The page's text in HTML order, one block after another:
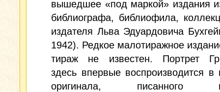
вышедшее «под маркой» издания
библиографа, библиофила,
издателя Льва Эдуардовича
1942). Редкое малотиражное
тираж не известен. Портрет
здесь впервые воспроизводится в
оригинала, писанного